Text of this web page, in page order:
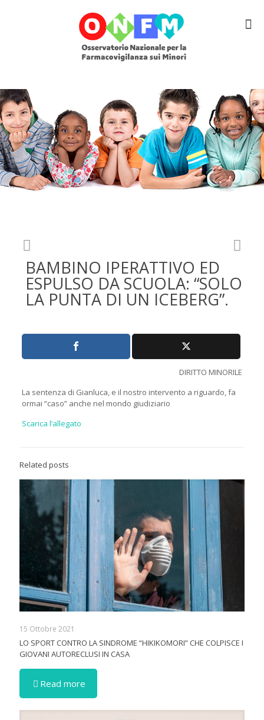
BAMBINO IPERATTIVO ED
ESPULSO DA SCUOLA: “SOLO
LA PUNTA DI UN ICEBERG”.
DIRITTO MINORILE
La sentenza di Gianluca, e il nostro intervento a riguardo, fa
ormai “caso” anche nel mondo giudiziario
Scarica l’allegato
Related posts
15 Ottobre 2021
LO SPORT CONTRO LA SINDROME “HIKIKOMORI” CHE COLPISCE I
GIOVANI AUTORECLUSI IN CASA
Read more